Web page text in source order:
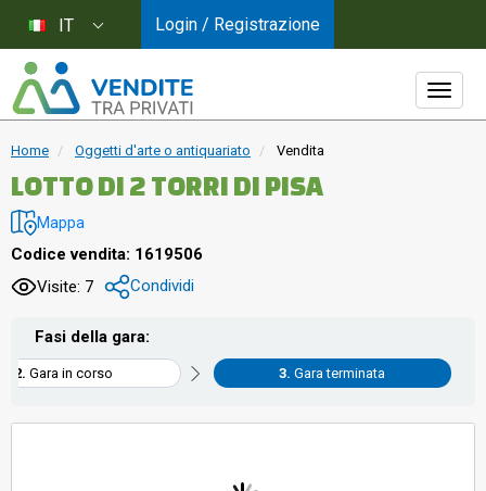
Home Oggetti d'arte o antiquariato Vendita
LOTTO DI 2 TORRI DI PISA
Mappa
Codice vendita: 1619506
Visite: 7
Condividi
Fasi della gara:
Gara in corso Gara terminata
IT Login / Registrazione